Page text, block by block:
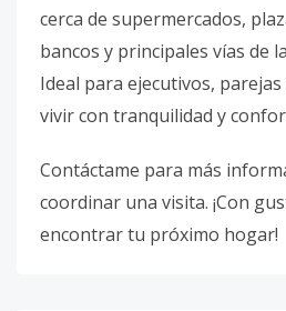
cerca de supermercados,
bancos y principales vías de
Ideal para ejecutivos,
vivir con tranquilidad y
Contáctame para más
coordinar una visita. ¡Con
encontrar tu próximo hogar!